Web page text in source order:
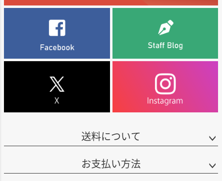
最終的な清澄は自然のまま行われました。また、瓶詰め前には酵母が残って
■ミルトンについて
ミルトン・ヴィンヤーズは、1984年にジェームスン＆アニー・ミルトン夫妻
て、今日では、その品質の高さや、栽培や醸造に対する姿勢などがニュージ
ーランド国内は、もとより海外の多くの著名な評論家やワイン愛好家から大
きな賞賛を集めています。
彼らの手掛けるワインは、丁寧に育てたブドウが持つパワー・個性を最大限
に引き出す、果実味豊かでエレガントな味わいが特徴です。
ーランド国内は、もとより海外の多くの著名な評論家やワイン愛好家から大
ミルトン・ヴィンヤーズは、すべての畑で、伝統的な方法でのワイン造りを
実践しており、殺虫剤、除草剤、殺菌剤や化学肥料などは一切使いません。
彼らの手掛けるワインは、丁寧に育てたブドウが持つパワー・個性を最大限
に引き出す、果実味豊かでエレガントな味わいが特徴です。
送料について
お支払い方法